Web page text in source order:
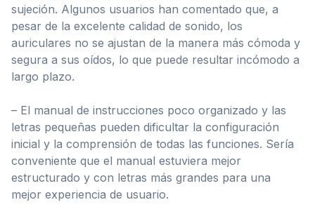
sujeción. Algunos usuarios han comentado que, a
pesar de la excelente calidad de sonido, los
auriculares no se ajustan de la manera más cómoda y
segura a sus oídos, lo que puede resultar incómodo a
largo plazo.
– El manual de instrucciones poco organizado y las
letras pequeñas pueden dificultar la configuración
inicial y la comprensión de todas las funciones. Sería
conveniente que el manual estuviera mejor
estructurado y con letras más grandes para una
mejor experiencia de usuario.